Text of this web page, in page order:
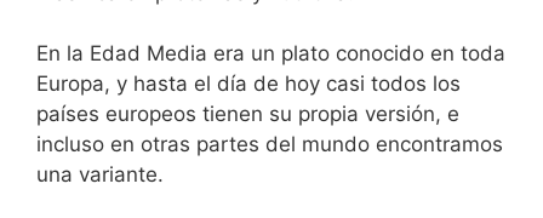
En la Edad Media era un plato conocido en toda
Europa, y hasta el día de hoy casi todos los
países europeos tienen su propia versión, e
incluso en otras partes del mundo encontramos
una variante.